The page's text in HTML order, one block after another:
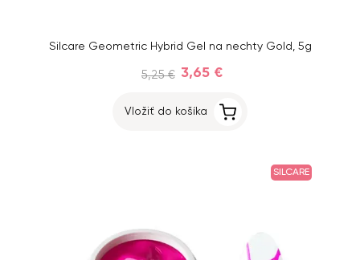
Silcare Geometric Hybrid Gel na nechty Gold, 5g
5,25 € 3,65 €
Vložiť do košíka
SILCARE